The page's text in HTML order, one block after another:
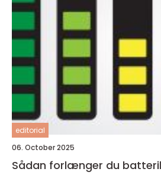
editorial
06. October 2025
Sådan forlænger du